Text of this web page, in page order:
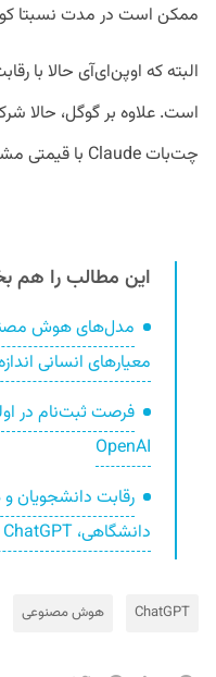
ممکن است در مدت نسبتا
البته که اوپن‌ای‌آی حالا با
است. علاوه بر گوگل، حالا
چت‌بات Claude با قیمتی مشابه ChatGPT رونمایی کرده است.
این مطالب را هم
مدل‌های هوش
معیارهای انسانی
فرصت ثبت‌نام در
OpenAI
رقابت دانشجویان
دانشگاهی، ChatGPT قبول شد
ChatGPT هوش مصنوعی